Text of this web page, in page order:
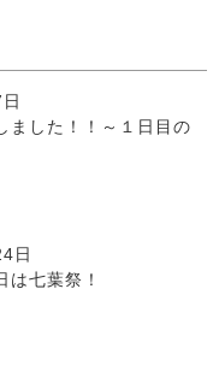
ました！！～１日目の
日
は七葉祭！